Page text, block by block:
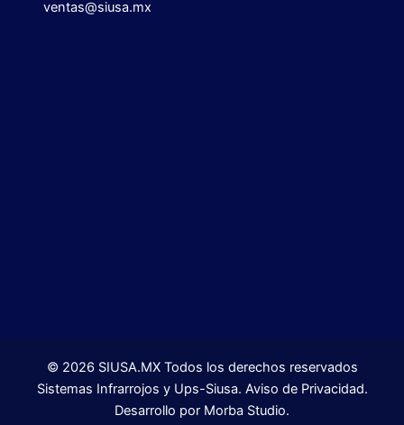
ventas@siusa.mx
© 2026 SIUSA.MX Todos los derechos reservados
Sistemas Infrarrojos y Ups-Siusa. Aviso de Privacidad.
Desarrollo por Morba Studio.